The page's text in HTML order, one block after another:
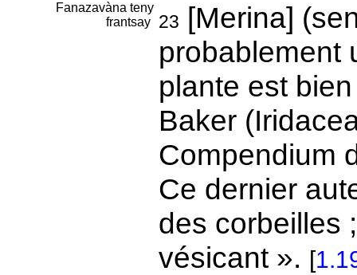
Fanazavàna teny
frantsay
23 [Merina]
probablement
plante est
Baker
Compendium
Ce dernier
des corbeilles
vésicant ». [